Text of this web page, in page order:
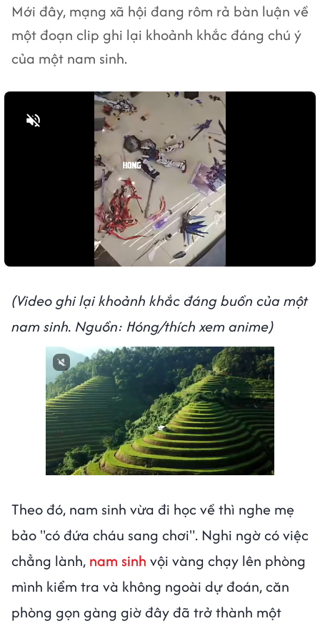
Mới đây, mạng xã hội đang rôm rả bàn luận về
một đoạn clip ghi lại khoảnh khắc đáng chú ý
của một nam sinh.
(Video ghi lại khoảnh khắc đáng buồn của một
nam sinh. Nguồn: Hóng/thích xem anime)
Theo đó, nam sinh vừa đi học về thì nghe mẹ
bảo "có đứa cháu sang chơi". Nghi ngờ có việc
chẳng lành, nam sinh vội vàng chạy lên phòng
mình kiểm tra và không ngoài dự đoán, căn
phòng gọn gàng giờ đây đã trở thành một